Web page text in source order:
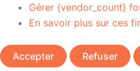
Gérer {vendor_count}
En savoir plus sur ces
Accepter Refuser